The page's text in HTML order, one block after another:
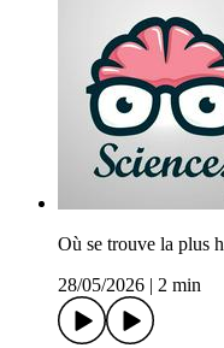
Où se trouve la plus
28/05/2026
2 min